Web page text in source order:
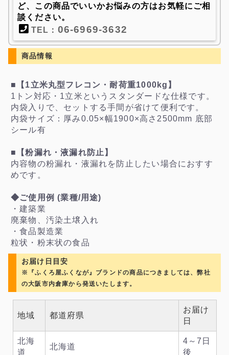
ど、この商品でいいかお悩みの方はお気軽にご相
談ください。
TEL： 06-6969-3632
商品情報
■【1立米丸型フレコン・耐荷重1000kg】
1トン対応・1立米というスタンダードな仕様です。
内袋入りで、セットする手間が省けて便利です。
内袋サイズ：厚み0.05×幅1900×高さ2500mm 底部
シール有
■【粉漏れ・液漏れ防止】
内容物の粉漏れ・液漏れを防止したい場合におすす
めです。
◆ご使用例 (業種/用途)
・建築業
廃棄物、汚染土壌入れ
・食品製造業
粒状・粉末状の食品
お届け日目安
※『ふくろ屋ふくなが』ブランドの商品につきましては、弊社
の大阪市内倉庫から発送いたします。
地域 都道府県
お届け
日
北海
道
北海道
4～7日
後